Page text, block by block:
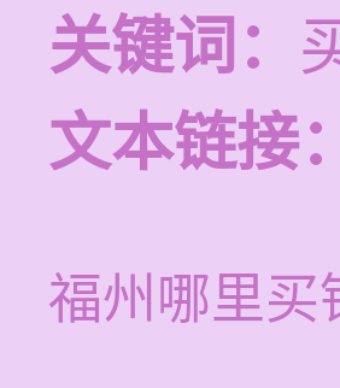
关键词：
文本链接：
福州哪里买